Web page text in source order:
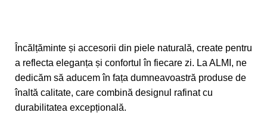
Încălțăminte și accesorii din piele naturală, create pentru
a reflecta eleganța și confortul în fiecare zi. La ALMI, ne
dedicăm să aducem în fața dumneavoastră produse de
înaltă calitate, care combină designul rafinat cu
durabilitatea excepțională.